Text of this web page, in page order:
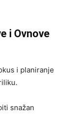
i Ovnove
i planiranje
snažan